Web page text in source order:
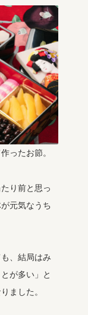
ったお節。
り前と思っ
元気なうち
、結局はみ
が多い」と
ました。